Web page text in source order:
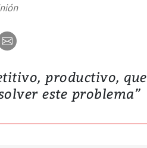
productivo, que
este problema”